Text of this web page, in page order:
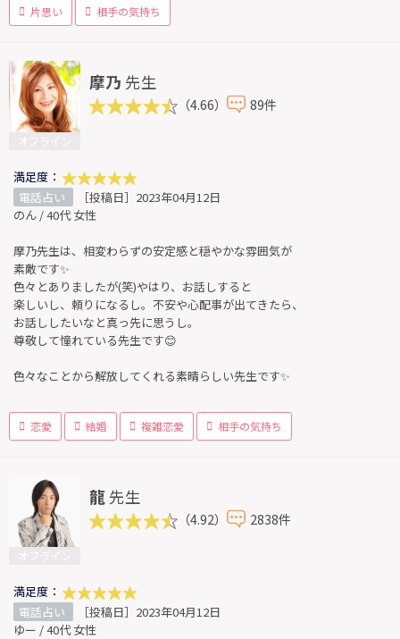
片思い 相手の気持ち
摩乃 先生
（4.66） 89件
満足度：
電話占い
［投稿日］2023年04月12日
のん / 40代 女性
摩乃先生は、相変わらずの安定感と穏やかな雰囲気が
素敵です✨
色々とありましたが(笑)やはり、お話しすると
楽しいし、頼りになるし。不安や心配事が出てきたら、
お話ししたいなと真っ先に思うし。
尊敬して憧れている先生です😊
色々なことから解放してくれる素晴らしい先生です✨
恋愛 結婚 複雑恋愛 相手の気持ち
龍 先生
（4.92） 2838件
満足度：
電話占い
［投稿日］2023年04月12日
ゆー / 40代 女性